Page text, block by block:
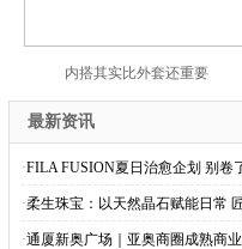
内搭其实比外套还重要
最新资讯
·FILA FUSION夏日治愈企划 别卷
·柔生珠宝：以天然晶石赋能日常
·通厦新奥广场｜亚奥商圈成熟商